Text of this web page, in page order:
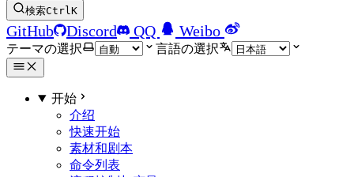
検索CtrlK
GitHub Discord QQ Weibo
テーマの選択 言語の選択
开始
介绍
快速开始
素材和剧本
命令列表